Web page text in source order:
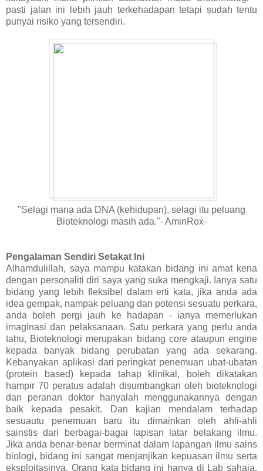
pasti jalan ini lebih jauh terkehadapan tetapi sudah tentu
punyai risiko yang tersendiri.
"Selagi mana ada DNA (kehidupan), selagi itu peluang
Bioteknologi masih ada."- AminRox-
Pengalaman Sendiri Setakat Ini
Alhamdulillah, saya mampu katakan bidang ini amat kena
dengan personaliti diri saya yang suka mengkaji. Ianya satu
bidang yang lebih fleksibel dalam erti kata, jika anda ada
idea gempak, nampak peluang dan potensi sesuatu perkara,
anda boleh pergi jauh ke hadapan - ianya memerlukan
imaginasi dan pelaksanaan. Satu perkara yang perlu anda
tahu, Bioteknologi merupakan bidang core ataupun engine
kepada banyak bidang perubatan yang ada sekarang.
Kebanyakan aplikasi dari peringkat penemuan ubat-ubatan
(protein based) kepada tahap klinikal, boleh dikatakan
hampir 70 peratus adalah disumbangkan oleh bioteknologi
dan peranan doktor hanyalah menggunakannya dengan
baik kepada pesakit. Dan kajian mendalam terhadap
sesuautu penemuan baru itu dimainkan oleh ahli-ahli
sainstis dari berbagai-bagai lapisan latar belakang ilmu.
Jika anda benar-benar berminat dalam lapangan ilmu sains
biologi, bidang ini sangat menjanjikan kepuasan ilmu serta
eksploitasinya. Orang kata bidang ini hanya di Lab sahaja.